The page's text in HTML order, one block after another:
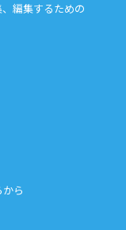
編集するための
ら